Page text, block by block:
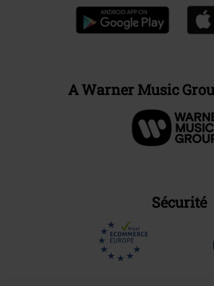
A Warner Music
Sécurité